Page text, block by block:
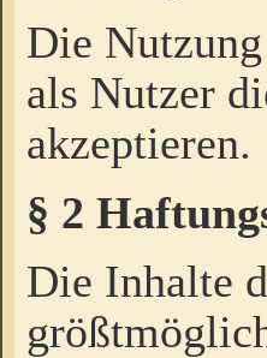
Die
als Nutzer
akzeptieren.
§ 2
Die Inhalte